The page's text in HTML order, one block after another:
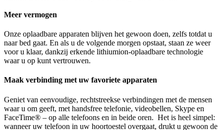
Meer vermogen
Onze oplaadbare apparaten blijven het gewoon doen, zelfs totdat u
naar bed gaat. En als u de volgende morgen opstaat, staan ze weer
voor u klaar, dankzij erkende lithiumion-oplaadbare technologie
waar u op kunt vertrouwen.
Maak verbinding met uw favoriete apparaten
Geniet van eenvoudige, rechtstreekse verbindingen met de mensen
waar u om geeft, met handsfree telefonie, videobellen, Skype en
FaceTime® – op alle telefoons en in beide oren. Het is heel simpel:
wanneer uw telefoon in uw hoortoestel overgaat, drukt u gewoon de